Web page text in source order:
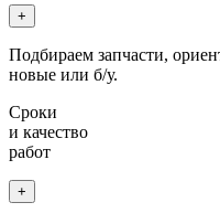
+
Подбираем запчасти,
новые или б/у.
Сроки
и качество
работ
+